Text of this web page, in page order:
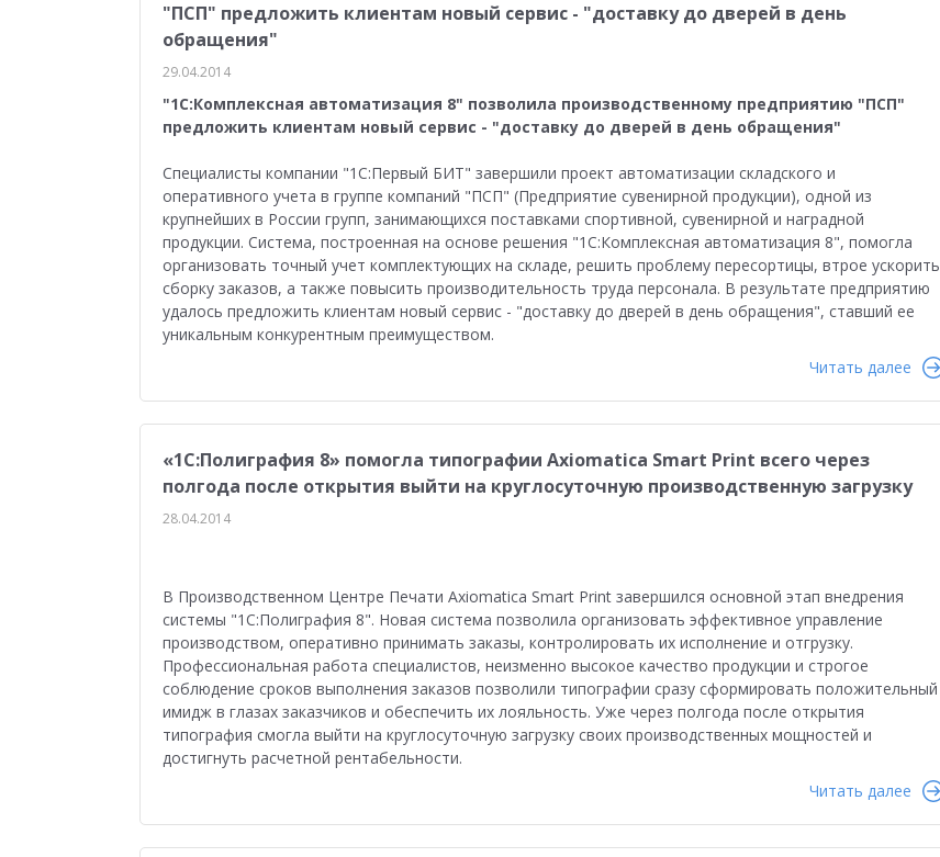
"ПСП" предложить клиентам новый сервис - "доставку до дверей в день
обращения"
29.04.2014
"1С:Комплексная автоматизация 8" позволила производственному предприятию "ПСП"
предложить клиентам новый сервис - "доставку до дверей в день обращения"
Специалисты компании "1С:Первый БИТ" завершили проект автоматизации складского и
оперативного учета в группе компаний "ПСП" (Предприятие сувенирной продукции), одной из
крупнейших в России групп, занимающихся поставками спортивной, сувенирной и наградной
продукции. Система, построенная на основе решения "1С:Комплексная автоматизация 8", помогла
организовать точный учет комплектующих на складе, решить проблему пересортицы, втрое ускорить
сборку заказов, а также повысить производительность труда персонала. В результате предприятию
удалось предложить клиентам новый сервис - "доставку до дверей в день обращения", ставший ее
уникальным конкурентным преимуществом.
Читать далее
«1С:Полиграфия 8» помогла типографии Axiomatica Smart Print всего через
полгода после открытия выйти на круглосуточную производственную загрузку
28.04.2014
В Производственном Центре Печати Axiomatica Smart Print завершился основной этап внедрения
системы "1С:Полиграфия 8". Новая система позволила организовать эффективное управление
производством, оперативно принимать заказы, контролировать их исполнение и отгрузку.
Профессиональная работа специалистов, неизменно высокое качество продукции и строгое
соблюдение сроков выполнения заказов позволили типографии сразу сформировать положительный
имидж в глазах заказчиков и обеспечить их лояльность. Уже через полгода после открытия
типография смогла выйти на круглосуточную загрузку своих производственных мощностей и
достигнуть расчетной рентабельности.
Читать далее